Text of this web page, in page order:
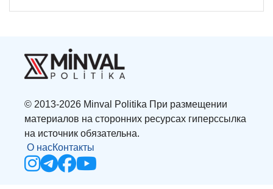
© 2013-2026 Minval Politika При размещении
материалов на сторонних ресурсах гиперссылка
на источник обязательна.
О насКонтакты